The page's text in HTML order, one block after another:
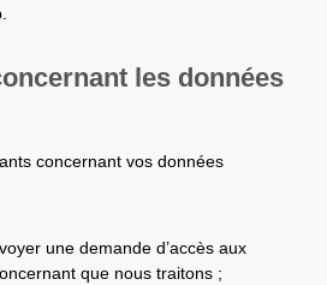
les données
concernant vos données
une demande d’accès aux
que nous traitons ;